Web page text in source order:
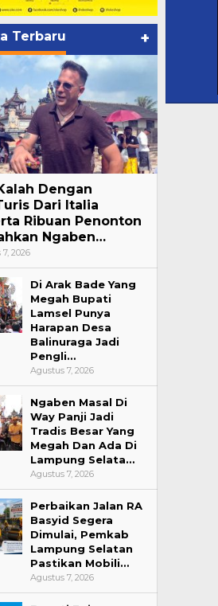
Terbaru +
Dengan
Dari Italia
Ribuan Penonton
Ngaben…
2026
Di Arak Bade Yang
Megah Bupati
Lamsel Punya
Harapan Desa
Balinuraga Jadi
Pengli…
Agustus 7, 2026
Ngaben Masal Di
Way Panji Jadi
Tradis Besar Yang
Megah Dan Ada Di
Lampung Selata…
Agustus 7, 2026
Perbaikan Jalan RA
Basyid Segera
Dimulai, Pemkab
Lampung Selatan
Pastikan Mobili…
Agustus 7, 2026
Surati DPP,
Di Daerah, Lampung,